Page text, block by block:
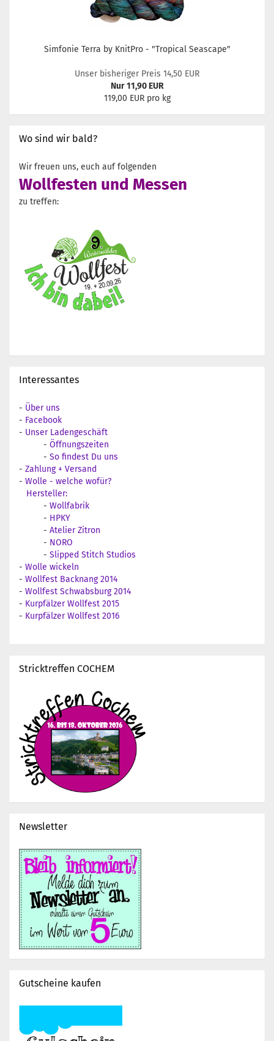
Simfonie Terra by KnitPro - "Tropical Seascape"
Unser bisheriger Preis 14,50 EUR
Nur 11,90 EUR
119,00 EUR pro kg
Wo sind wir bald?
Wir freuen uns, euch auf folgenden
Wollfesten und Messen
zu treffen:
Interessantes
- Über uns
- Facebook
- Unser Ladengeschäft
- Öffnungszeiten
- So findest Du uns
- Zahlung + Versand
- Wolle - welche wofür?
Hersteller:
- Wollfabrik
- HPKY
- Atelier Zitron
- NORO
- Slipped Stitch Studios
- Wolle wickeln
- Wollfest Backnang 2014
- Wollfest Schwabsburg 2014
- Kurpfälzer Wollfest 2015
- Kurpfälzer Wollfest 2016
Stricktreffen COCHEM
Newsletter
Gutscheine kaufen